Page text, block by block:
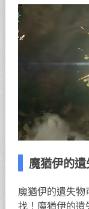
魔猶伊的
魔猶伊的遺失物
找！魔猶伊的遺